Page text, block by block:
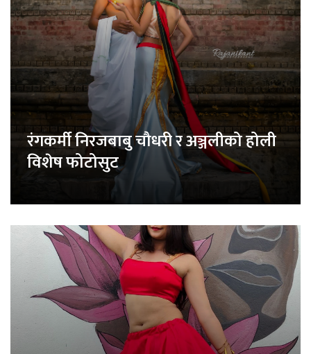
रंगकर्मी निरजबाबु चौधरी र अञ्जलीको होली
विशेष फोटोसुट